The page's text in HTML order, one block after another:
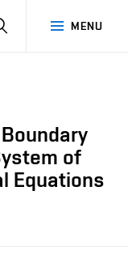
MENU
of
Equations